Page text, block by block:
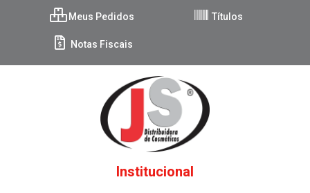
Meus Pedidos Títulos
Notas Fiscais
Institucional